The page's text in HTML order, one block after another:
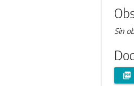
Sin
picture_as_pdf